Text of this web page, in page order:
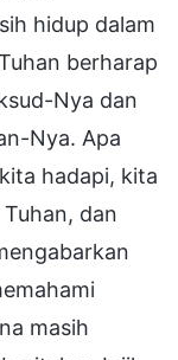
hidup dalam
berharap
Nya dan
Nya. Apa
hadapi, kita
dan
masih